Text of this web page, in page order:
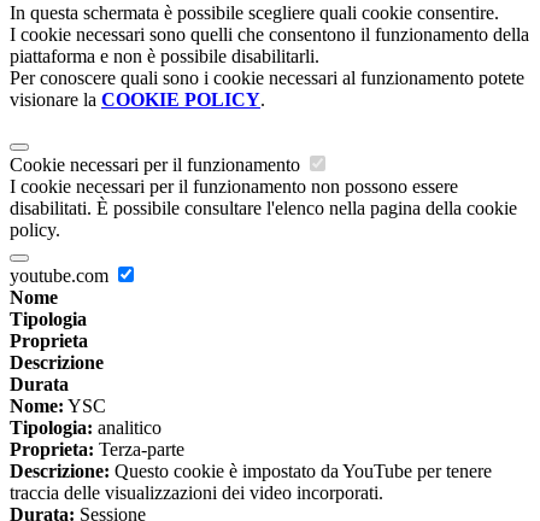
In questa schermata è possibile scegliere quali cookie consentire.
I cookie necessari sono quelli che consentono il funzionamento della
piattaforma e non è possibile disabilitarli.
Per conoscere quali sono i cookie necessari al funzionamento potete
visionare la COOKIE POLICY.
Cookie necessari per il funzionamento
I cookie necessari per il funzionamento non possono essere
disabilitati. È possibile consultare l'elenco nella pagina della cookie
policy.
youtube.com
Nome
Tipologia
Proprieta
Descrizione
Durata
Nome: YSC
Tipologia: analitico
Proprieta: Terza-parte
Descrizione: Questo cookie è impostato da YouTube per tenere
traccia delle visualizzazioni dei video incorporati.
Durata: Sessione